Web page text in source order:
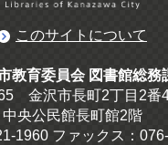
このサイトについて
教育委員会 図書館総務
金沢市長町2丁目2
中央公民館長町館2階
1960 ファックス：